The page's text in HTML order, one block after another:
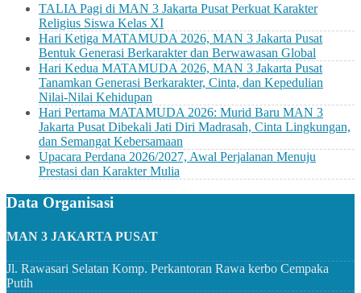
TALIA Pagi di MAN 3 Jakarta Pusat Perkuat Karakter
Religius Siswa Kelas XI
Hari Ketiga MATAMUDA 2026, MAN 3 Jakarta Pusat
Bentuk Generasi Berkarakter dan Berwawasan Global
Hari Kedua MATAMUDA 2026, MAN 3 Jakarta Pusat
Tanamkan Generasi Berkarakter, Cinta, dan Kepedulian
Nilai-Nilai Kehidupan
Hari Pertama MATAMUDA 2026: Murid Baru MAN 3
Jakarta Pusat Dibekali Jati Diri Madrasah, Cinta Lingkungan,
dan Semangat Kebersamaan
Upacara Perdana 2026/2027, Awal Perjalanan Menuju
Prestasi dan Karakter Mulia
Data Organisasi
MAN 3 JAKARTA PUSAT
Jl. Rawasari Selatan Komp. Perkantoran Rawa kerbo Cempaka
Putih